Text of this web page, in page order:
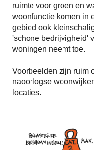
ruimte voor groen en
woonfunctie komen in
gebied ook
'schone bedrijvigheid'
woningen neemt toe.
Voorbeelden zijn ruim
naoorlogse
locaties.